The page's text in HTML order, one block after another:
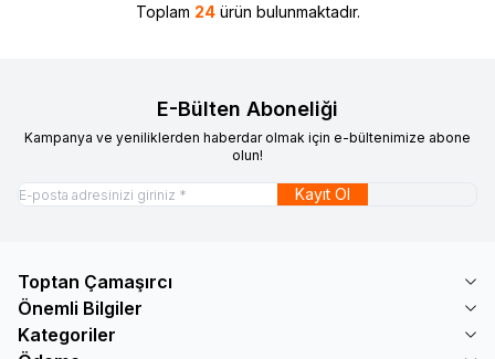
Toplam 24ürün bulunmaktadır.
E-Bülten Aboneliği
Kampanya ve yeniliklerden haberdar olmak için e-bültenimize abone
olun!
Kayıt Ol
Toptan Çamaşırcı
Önemli Bilgiler
Kategoriler